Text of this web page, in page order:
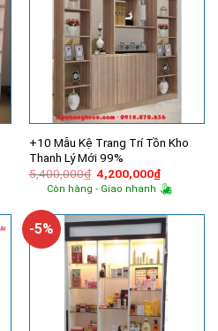
+10 Mẫu Kệ Trang Trí Tồn Kho
Thanh Lý Mới 99%
5,400,000₫ Giá
gốc
là:
4,200,000₫Giá
hiện
tại
Còn hàng - Giao nhanh
-5%